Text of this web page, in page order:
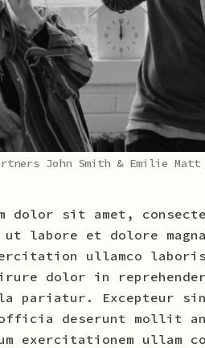
John Smith & Emilie Matt
dolor sit amet,
labore et dolore
ullamco
dolor in
pariatur. Excepteur
deserunt mollit
exercitationem